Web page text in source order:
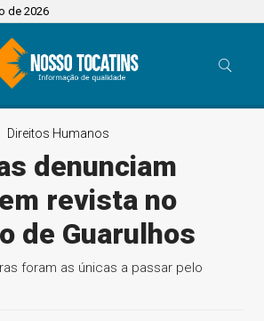
de 2026
Direitos Humanos
denunciam
revista no
de Guarulhos
foram as únicas a passar pelo